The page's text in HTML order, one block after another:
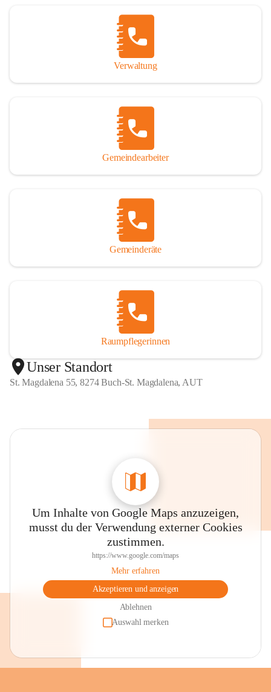
Verwaltung
Gemeindearbeiter
Gemeinderäte
Raumpflegerinnen
Unser Standort
St. Magdalena 55, 8274 Buch-St. Magdalena, AUT
Um Inhalte von Google Maps anzuzeigen,
musst du der Verwendung externer Cookies
zustimmen.
https://www.google.com/maps
Mehr erfahren
Akzeptieren und anzeigen
Ablehnen
Auswahl merken